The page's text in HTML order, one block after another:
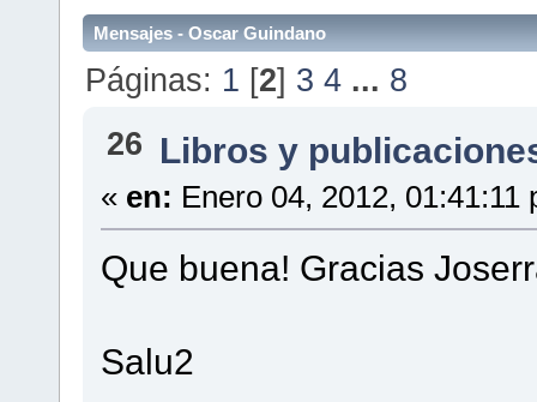
Mensajes - Oscar Guindano
Páginas: 1 [2] 3 4 ... 8
26 Libros y
« en: Enero 04, 2012, 01:41:11
Que buena! Gracias
Salu2